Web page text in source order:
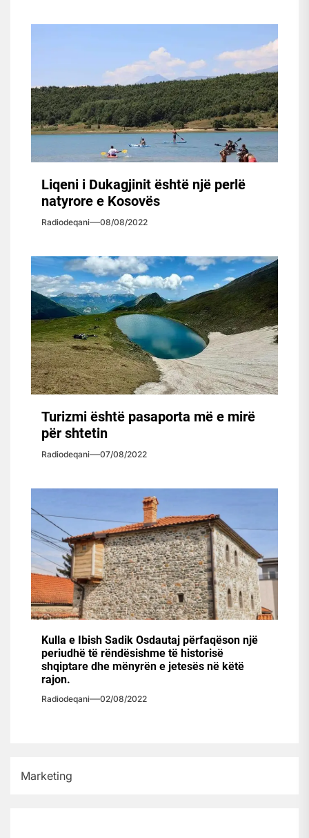
Liqeni i Dukagjinit është një perlë
natyrore e Kosovës
Radiodeqani 08/08/2022
Turizmi është pasaporta më e mirë
për shtetin
Radiodeqani 07/08/2022
Kulla e Ibish Sadik Osdautaj përfaqëson një
periudhë të rëndësishme të historisë
shqiptare dhe mënyrën e jetesës në këtë
rajon.
Radiodeqani 02/08/2022
Marketing